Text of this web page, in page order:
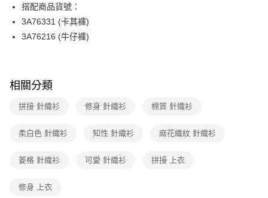
２．便利：只要手機號碼，簡訊認證，即可結帳。
【「AFTEE先享後付」結帳流程】
３．收到繳費通知簡訊後14天內，點擊此簡訊中的連結，可透過四大超商／
ATM／網路銀行／等多元方式進行付款，方視為交易完成。
※ 請注意：結帳手續完成當下不需立刻繳費，但若您需要取消訂單，請聯絡
購買商品的店家。未經商家同意取消之訂單仍視為有效，需透過AFTEE先享
※ 交易是否成功請以「AFTEE先享後付 」之結帳頁面顯示為準，若有關於
客戶支援中心」
https://netprotections.freshdesk.com/support/home
１．透過由恩沛科技股份有限公司提供之「AFTEE先享後付」服務完成之交
付款後全家FamilyMart取貨
每筆NT$90，滿NT$3,600(含以上)免運費
每筆NT$90，滿NT$3,600(含以上)免運費
離島宅配 (蘭嶼恕不配送)
免運費
搭配商品貨號：
3A76331 (卡其褲)
3A76216 (牛仔褲)
相關分類
拼接 針織衫 修身 針織衫 棉質 針織衫
柔白色 針織衫 知性 針織衫 麻花織紋 針織衫
菱格 針織衫 可愛 針織衫 拼接 上衣
修身 上衣